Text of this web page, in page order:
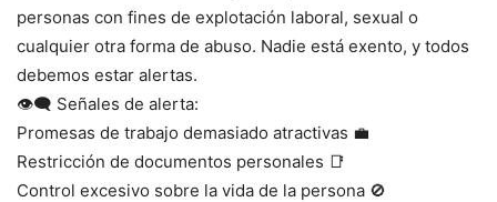
personas con fines de explotación laboral, sexual o
cualquier otra forma de abuso. Nadie está exento, y todos
debemos estar alertas.
👁️‍🗨️ Señales de alerta:
Promesas de trabajo demasiado atractivas 💼
Restricción de documentos personales 📑
Control excesivo sobre la vida de la persona 🚫